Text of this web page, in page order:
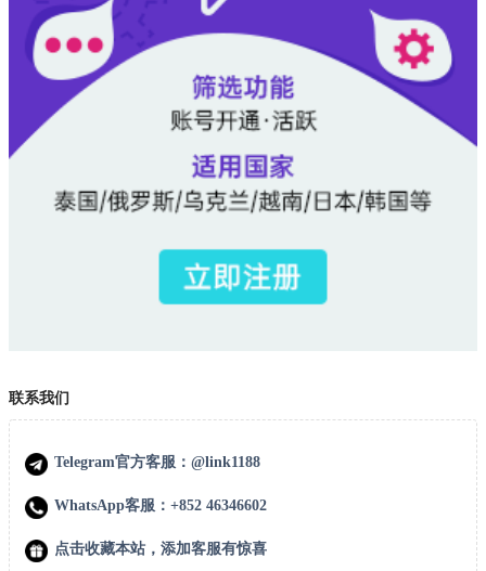
联系我们
Telegram官方客服：@link1188
WhatsApp客服：+852 46346602
点击收藏本站，添加客服有惊喜